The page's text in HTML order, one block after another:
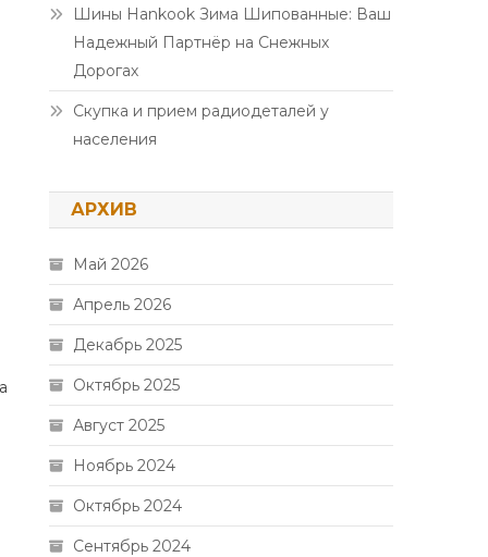
Шины Hankook Зима Шипованные: Ваш
Надежный Партнёр на Снежных
Дорогах
Скупка и прием радиодеталей у
населения
АРХИВ
Май 2026
Апрель 2026
Декабрь 2025
Октябрь 2025
Август 2025
Ноябрь 2024
Октябрь 2024
Сентябрь 2024